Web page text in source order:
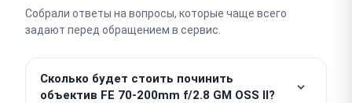
Собрали ответы на вопросы, которые чаще всего
задают перед обращением в сервис.
Сколько будет стоить починить
объектив FE 70-200mm f/2.8 GM OSS II?